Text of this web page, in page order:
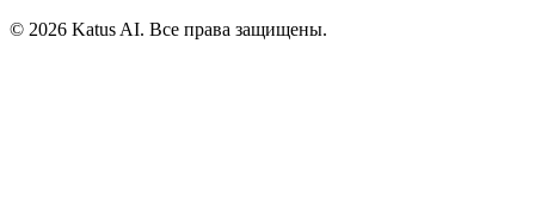
© 2026 Katus AI. Все права защищены.